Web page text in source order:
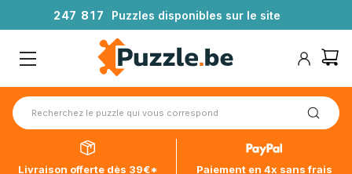
247 81 7 Puzzles disponibles sur le site
Livraison offerte dès 39€*
Paiement en 4x sans frais